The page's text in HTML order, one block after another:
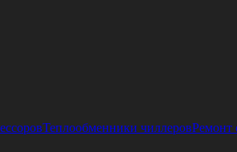
Теплообменники чиллеровРемонт